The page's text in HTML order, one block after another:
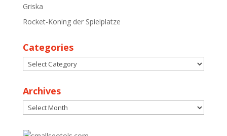
Griska
Rocket-Koning der Spielplatze
Categories
Categories
Archives
Archives